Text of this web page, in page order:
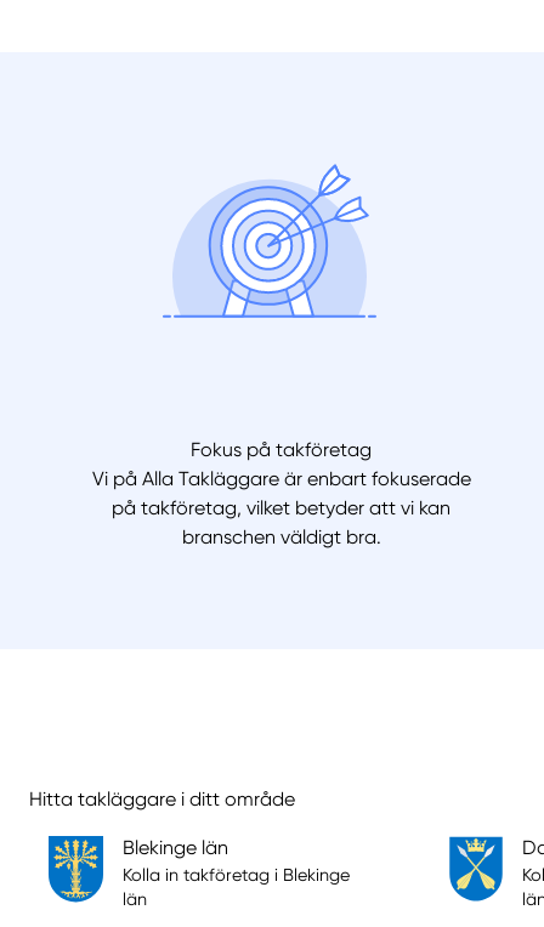
Fokus på takföretag
Vi på Alla Takläggare är enbart fokuserade
på takföretag, vilket betyder att vi kan
branschen väldigt bra.
Hitta takläggare i ditt område
Blekinge län
Kolla in takföretag i Blekinge
län